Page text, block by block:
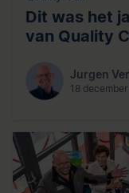
Dit was het
van Quality
Jurgen
18